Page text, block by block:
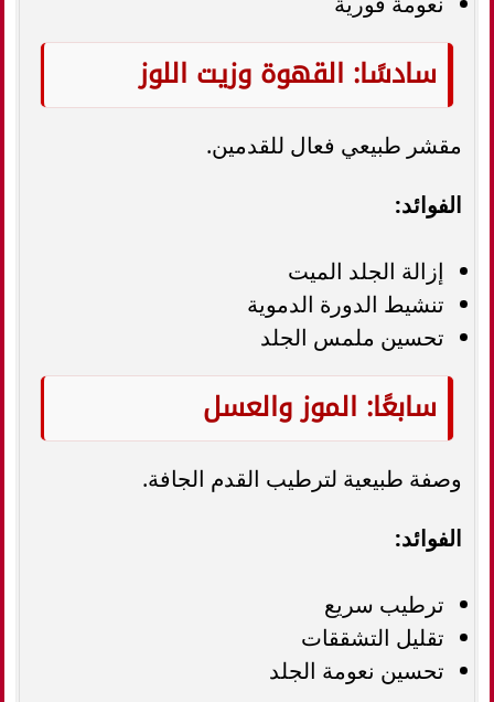
سادسًا: القهوة وزيت اللوز
مقشر طبيعي فعال للقدمين.
الفوائد:
إزالة الجلد الميت
تنشيط الدورة الدموية
تحسين ملمس الجلد
سابعًا: الموز والعسل
وصفة طبيعية لترطيب القدم الجافة.
الفوائد:
ترطيب سريع
تقليل التشققات
تحسين نعومة الجلد